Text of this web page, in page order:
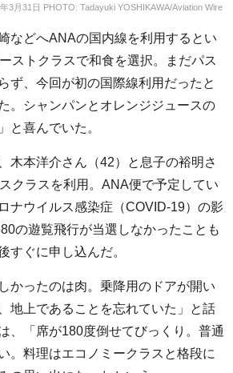
3月31日 PHOTO: Tadayuki YOSHIKAWA/Aviation Wire
などへANAの国内線を利用するとい
ストクラスで和食を選択。まだパス
ず、今回が初の国際線利用だったと
。シャンパンとオレンジジュースの
と喜んでいた。
木本洋介さん（42）と息子の裕明さ
クラスを利用。ANA便で予定してい
ナウイルス感染症（COVID-19）の影
の遊覧飛行が当選しなかったことも
すぐに申し込んだ。
かったのは肉。乗降用のドアが開い
地上であることを忘れていた」と話
、「席が180度倒せてびっくり。普通
。料理はエコノミークラスと格段に